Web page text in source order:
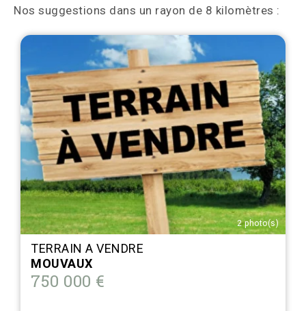
Nos suggestions dans un rayon de 8 kilomètres :
2 photo(s)
TERRAIN A VENDRE
MOUVAUX
750 000 €